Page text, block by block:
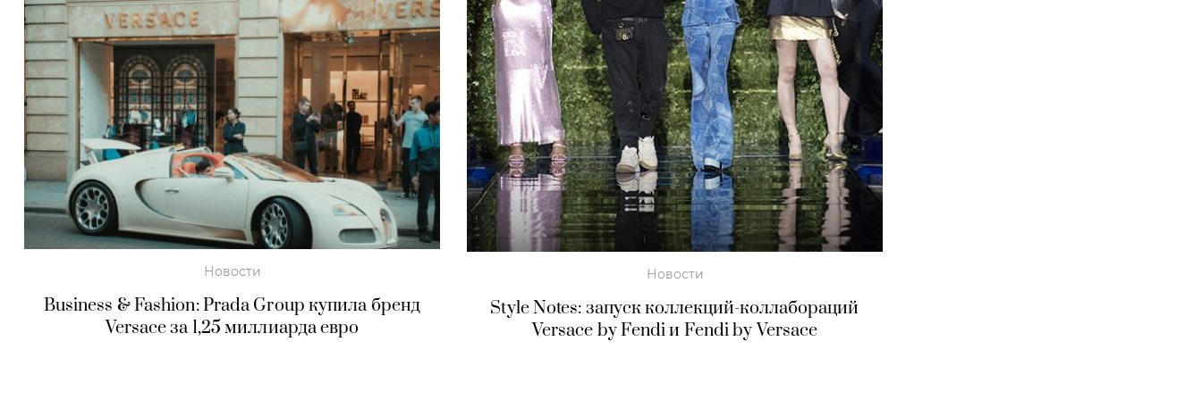
Новости
Business & Fashion: Prada Group купила бренд
Versace за 1,25 миллиарда евро
Новости
Style Notes: запуск коллекций-коллабораций
Versace by Fendi и Fendi by Versace